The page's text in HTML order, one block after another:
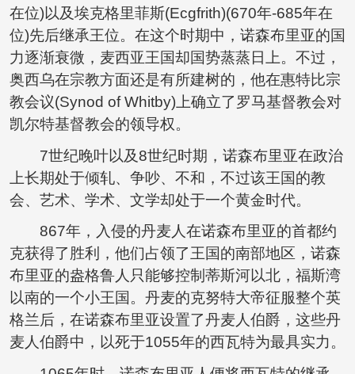
在位)以及埃克格里菲斯(Ecgfrith)(670年-685年在
位)先后继承王位。在这个时期中，诺森布里亚的国
力逐渐衰微，麦西亚王国却国势蒸蒸日上。不过，
奥西乌在宗教方面还是有所建树的，他在惠特比宗
教会议(Synod of Whitby)上确立了罗马基督教会对
凯尔特基督教会的领导权。
7世纪晚叶以及8世纪时期，诺森布里亚在政治
上长期处于倾轧、争吵、不和，不过该王国的教
会、艺术、学术、文学却处于一个黄金时代。
867年，入侵的丹麦人在诺森布里亚的首都约
克获得了胜利，他们占领了王国的南部地区，诺森
布里亚的盎格鲁人只能够控制蒂斯河以北，福斯湾
以南的一个小王国。丹麦的克努特大帝征服整个英
格兰后，在诺森布里亚设置了丹麦人伯爵，这些丹
麦人伯爵中，以死于1055年的西瓦特为最具实力。